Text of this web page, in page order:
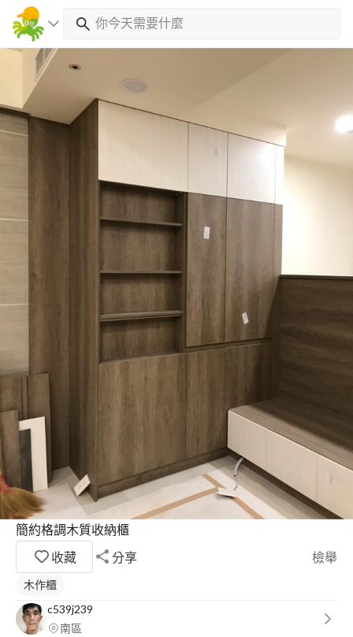
簡約格調木質收納櫃
收藏
分享 檢舉
木作櫃
c539j239
南區